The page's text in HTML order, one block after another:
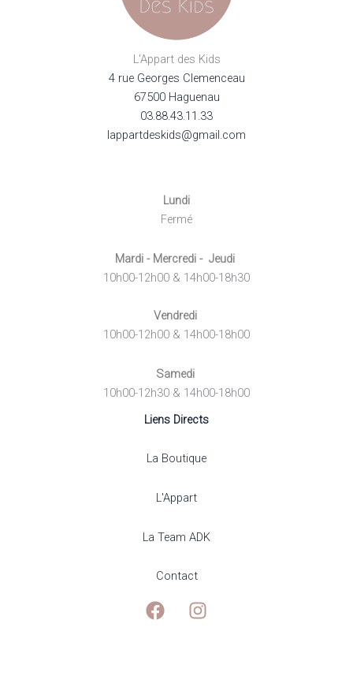
L'Appart des Kids
4 rue Georges Clemenceau
67500 Haguenau
03.88.43.11.33
lappartdeskids@gmail.com
Lundi
Fermé
Mardi - Mercredi - Jeudi
10h00-12h00 & 14h00-18h30
Vendredi
10h00-12h00 & 14h00-18h00
Samedi
10h00-12h30 & 14h00-18h00
Liens Directs
La Boutique
L'Appart
La Team ADK
Contact